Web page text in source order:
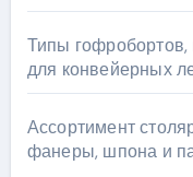
Типы
для конвейерных
Ассортимент
фанеры, шпона и